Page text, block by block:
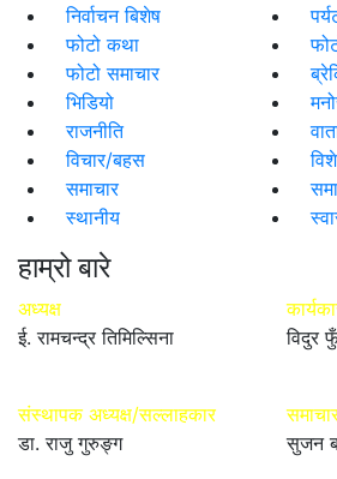
निर्वाचन बिशेष
फोटो कथा
फोटो समाचार
भिडियो
राजनीति
विचार/बहस
समाचार
स्थानीय
हाम्रो बारे
अध्यक्ष
ई. रामचन्द्र तिमिल्सिना
संस्थापक अध्यक्ष/सल्लाहकार
डा. राजु गुरुङ्ग
विदुर
सुजन